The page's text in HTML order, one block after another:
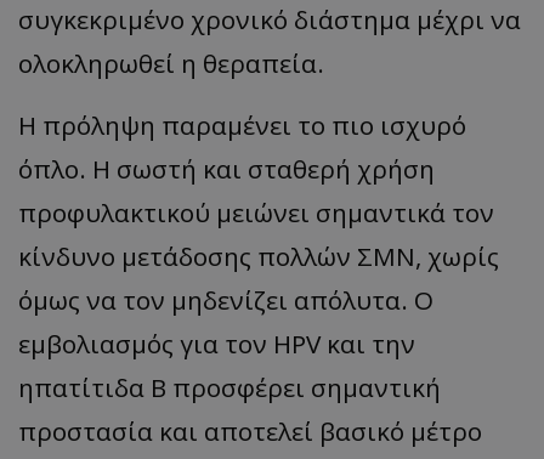
συγκεκριμένο χρονικό διάστημα μέχρι να
ολοκληρωθεί η θεραπεία.
Η πρόληψη παραμένει το πιο ισχυρό
όπλο. Η σωστή και σταθερή χρήση
προφυλακτικού μειώνει σημαντικά τον
κίνδυνο μετάδοσης πολλών ΣΜΝ, χωρίς
όμως να τον μηδενίζει απόλυτα. Ο
εμβολιασμός για τον HPV και την
ηπατίτιδα Β προσφέρει σημαντική
προστασία και αποτελεί βασικό μέτρο